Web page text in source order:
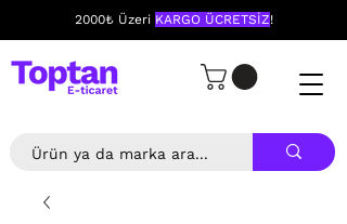
2000₺ Üzeri KARGO ÜCRETSİZ!